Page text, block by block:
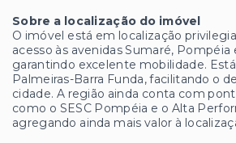
Sobre a localização do imóvel
O imóvel está em localização
acesso às avenidas Sumaré, Pompéia
garantindo excelente mobilidade.
Palmeiras-Barra Funda, facilitando o
cidade. A região ainda conta com
como o SESC Pompéia e o Alta
agregando ainda mais valor à